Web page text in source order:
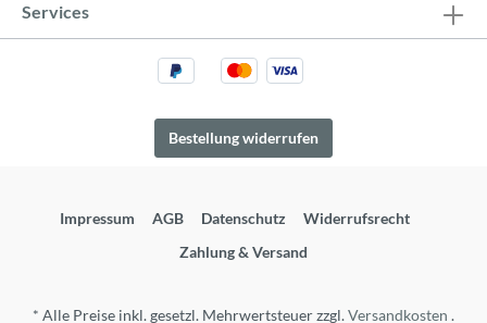
Services
Bestellung widerrufen
Impressum AGB Datenschutz
Widerrufsrecht
Zahlung & Versand
* Alle Preise inkl. gesetzl. Mehrwertsteuer zzgl.Versandkosten .